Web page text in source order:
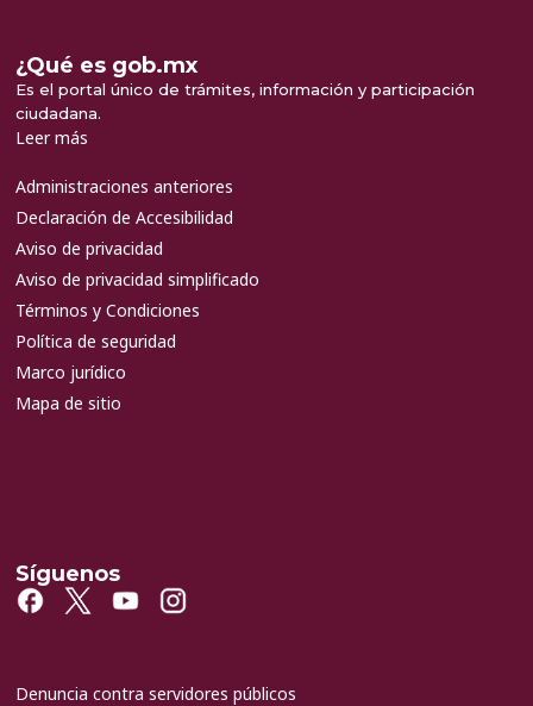
¿Qué es gob.mx
Es el portal único de trámites, información y participación
ciudadana.
Leer más
Administraciones anteriores
Declaración de Accesibilidad
Aviso de privacidad
Aviso de privacidad simplificado
Términos y Condiciones
Política de seguridad
Marco jurídico
Mapa de sitio
Síguenos
Denuncia contra servidores públicos